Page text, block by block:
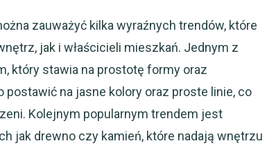
zauważyć kilka wyraźnych trendów, które
jak i właścicieli mieszkań. Jednym z
który stawia na prostotę formy oraz
postawić na jasne kolory oraz proste linie, co
Kolejnym popularnym trendem jest
jak drewno czy kamień, które nadają wnętrzu